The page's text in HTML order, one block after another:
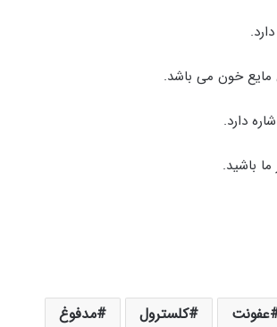
باشید.
عفونت کلسترول
مدفوغ